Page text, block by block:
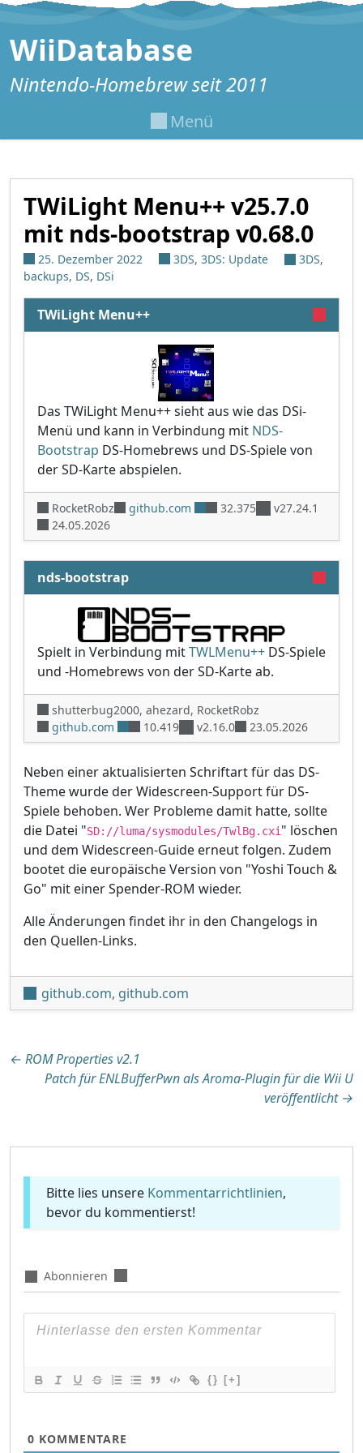
Zum Inhalt springen
WiiDatabase
Nintendo-Homebrew seit 2011
Menü
TWiLight Menu++ v25.7.0
mit nds-bootstrap v0.68.0
25. Dezember 2022 3DS, 3DS: Update 3DS,
backups, DS, DSi
TWiLight Menu++
Das TWiLight Menu++ sieht aus wie das DSi-
Menü und kann in Verbindung mit NDS-
Bootstrap DS-Homebrews und DS-Spiele von
der SD-Karte abspielen.
RocketRobz github.com 32.375
v27.24.1
24.05.2026
nds-bootstrap
Spielt in Verbindung mitTWLMenu++ DS-Spiele
und -Homebrews von der SD-Karte ab.
shutterbug2000, ahezard, RocketRobz
github.com
10.419 v2.16.0 23.05.2026
Neben einer aktualisierten Schriftart für das DS-
Theme wurde der Widescreen-Support für DS-
Spiele behoben. Wer Probleme damit hatte, sollte
die Datei "SD://luma/sysmodules/TwlBg.cxi " löschen
und dem Widescreen-Guide erneut folgen. Zudem
bootet die europäische Version von "Yoshi Touch &
Go" mit einer Spender-ROM wieder.
Alle Änderungen findet ihr in den Changelogs in
den Quellen-Links.
github.com, github.com
Beitragsnavigation
← ROM Properties v2.1
Patch für ENLBufferPwn als Aroma-Plugin für die Wii U
veröffentlicht →
Bitte lies unsere Kommentarrichtlinien,
bevor du kommentierst!
Abonnieren
{} [+]
0 KOMMENTARE